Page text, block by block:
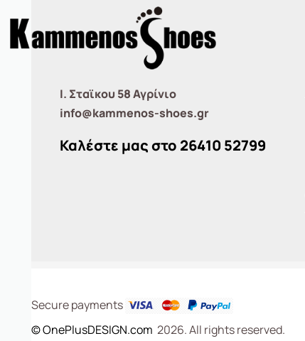
Ι. Σταϊκου 58 Αγρίνιο
info@kammenos-shoes.gr
Καλέστε μας στο 26410 52799
Secure payments
© OnePlusDESIGN.com 2026. All rights reserved.